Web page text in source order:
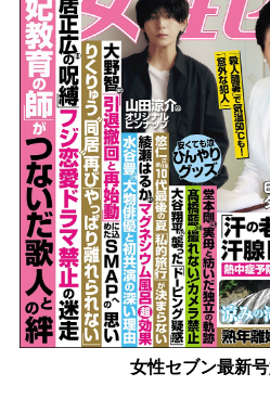
女性セブン最新